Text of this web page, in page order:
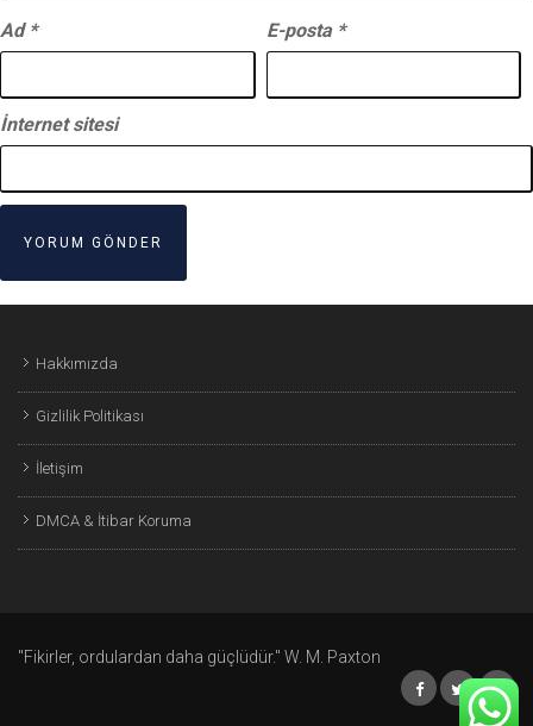
Ad * E-posta *
İnternet sitesi
Hakkımızda
Gizlilik Politikası
İletişim
DMCA & İtibar Koruma
"Fikirler, ordulardan daha güçlüdür." W. M. Paxton